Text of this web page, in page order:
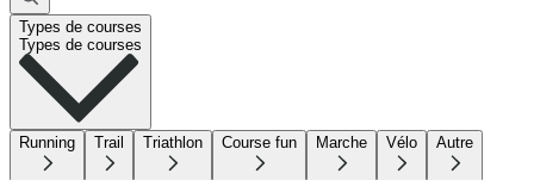
Types de courses
Types de courses
Running Trail Triathlon Course fun Marche Vélo Autre